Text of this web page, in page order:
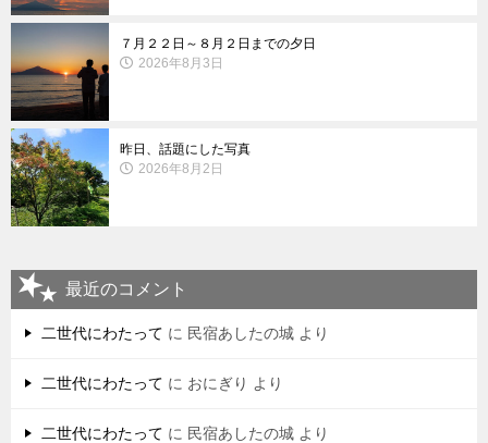
７月２２日～８月２日までの夕日
2026年8月3日
昨日、話題にした写真
2026年8月2日
最近のコメント
二世代にわたって に 民宿あしたの城 より
二世代にわたって に おにぎり より
二世代にわたって に 民宿あしたの城 より